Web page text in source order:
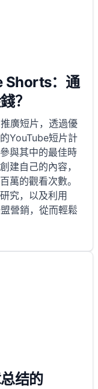
Shorts：通
？
廣短片，透過優
YouTube短片計
與其中的最佳時
建自己的內容，
萬的觀看次數。
究，以及利用
營銷，從而輕鬆
结的